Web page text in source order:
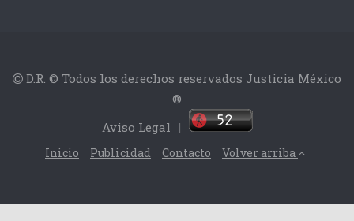
D.R. © Todos los derechos reservados Justicia México
®
Aviso Legal |
Inicio Publicidad Contacto Volver arriba